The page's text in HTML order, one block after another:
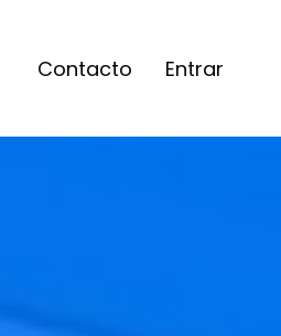
Contacto Entrar